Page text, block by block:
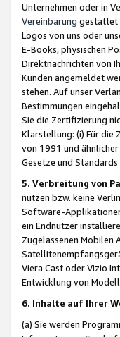
Unternehmen oder in
Vereinbarung gestattet
Logos von uns oder
E-Books, physischen
Direktnachrichten von
Kunden angemeldet
stehen. Auf unser
Bestimmungen
Sie die Zertifizierung
Klarstellung: (i) Für die
von 1991 und
Gesetze und
5. Verbreitung von
nutzen bzw. keine
Software-
ein Endnutzer
Zugelassenen Mobilen
Viera Cast oder Vizio
Entwicklung von
6. Inhalte auf Ihrer
(a) Sie werden